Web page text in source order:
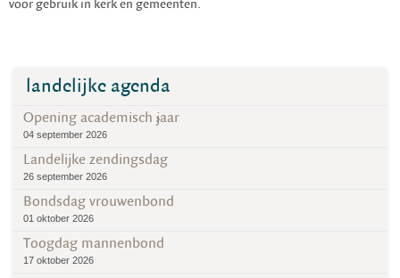
voor gebruik in kerk en gemeenten.
landelijke agenda
Opening academisch jaar
04 september 2026
Landelijke zendingsdag
26 september 2026
Bondsdag vrouwenbond
01 oktober 2026
Toogdag mannenbond
17 oktober 2026